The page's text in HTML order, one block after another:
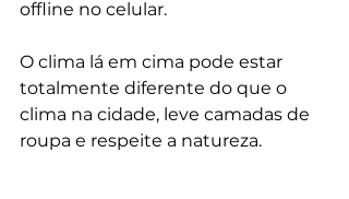
offline no celular.
O clima lá em cima pode estar
totalmente diferente do que o
clima na cidade, leve camadas de
roupa e respeite a natureza.